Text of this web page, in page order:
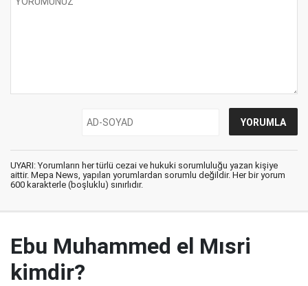
UYARI: Yorumların her türlü cezai ve hukuki sorumluluğu yazan kişiye
aittir. Mepa News, yapılan yorumlardan sorumlu değildir. Her bir yorum
600 karakterle (boşluklu) sınırlıdır.
Ebu Muhammed el Mısri
kimdir?